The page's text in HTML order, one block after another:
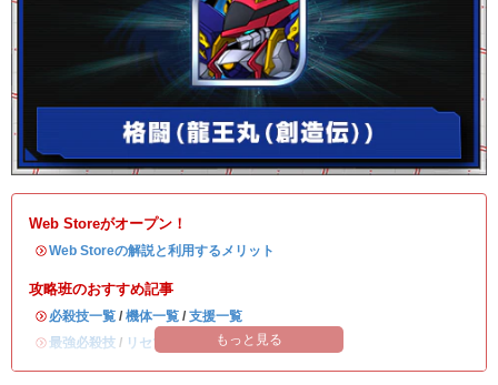
Web Storeがオープン！
・Web Storeの解説と利用するメリット
攻略班のおすすめ記事
・ 必殺技一覧 / 機体一覧 / 支援一覧
・最強必殺技 / リセマラ当たりランキング
もっと見る